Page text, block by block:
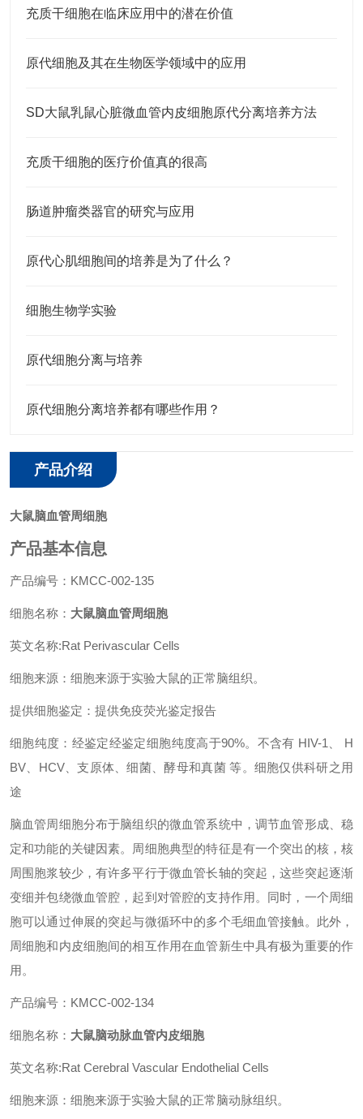
充质干细胞在临床应用中的潜在价值
原代细胞及其在生物医学领域中的应用
SD大鼠乳鼠心脏微血管内皮细胞原代分离培养方法
充质干细胞的医疗价值真的很高
肠道肿瘤类器官的研究与应用
原代心肌细胞间的培养是为了什么？
细胞生物学实验
原代细胞分离与培养
原代细胞分离培养都有哪些作用？
产品介绍
大鼠脑血管周细胞
产品基本信息
产品编号：KMCC-002-135
细胞名称： 大鼠脑血管周细胞
英文名称:Rat Perivascular Cells
细胞来源：细胞来源于实验大鼠的正常脑组织。
提供细胞鉴定：提供免疫荧光鉴定报告
细胞纯度：经鉴定经鉴定细胞纯度高于90%。不含有 HIV-1、 H
BV、HCV、支原体、细菌、酵母和真菌 等。细胞仅供科研之用
途
脑血管周细胞分布于脑组织的微血管系统中，调节血管形成、稳
定和功能的关键因素。周细胞典型的特征是有一个突出的核，核
周围胞浆较少，有许多平行于微血管长轴的突起，这些突起逐渐
变细并包绕微血管腔，起到对管腔的支持作用。同时，一个周细
胞可以通过伸展的突起与微循环中的多个毛细血管接触。此外，
周细胞和内皮细胞间的相互作用在血管新生中具有极为重要的作
用。
产品编号：KMCC-002-134
细胞名称： 大鼠脑动脉血管内皮细胞
英文名称:Rat Cerebral Vascular Endothelial Cells
细胞来源：细胞来源于实验大鼠的正常脑动脉组织。